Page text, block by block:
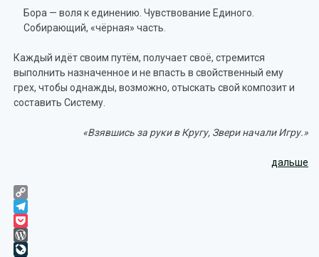
Бора — воля к единению. Чувствование Единого.
Собирающий, «чёрная» часть.
Каждый идёт своим путём, получает своё, стремится
выполнить назначенное и не впасть в свойственный ему
грех, чтобы однажды, возможно, отыскать свой композит и
составить Систему.
«Взявшись за руки в Кругу, Звери начали Игру.»
дальше
Copy
Link
Telegram
Pocket
WordPress